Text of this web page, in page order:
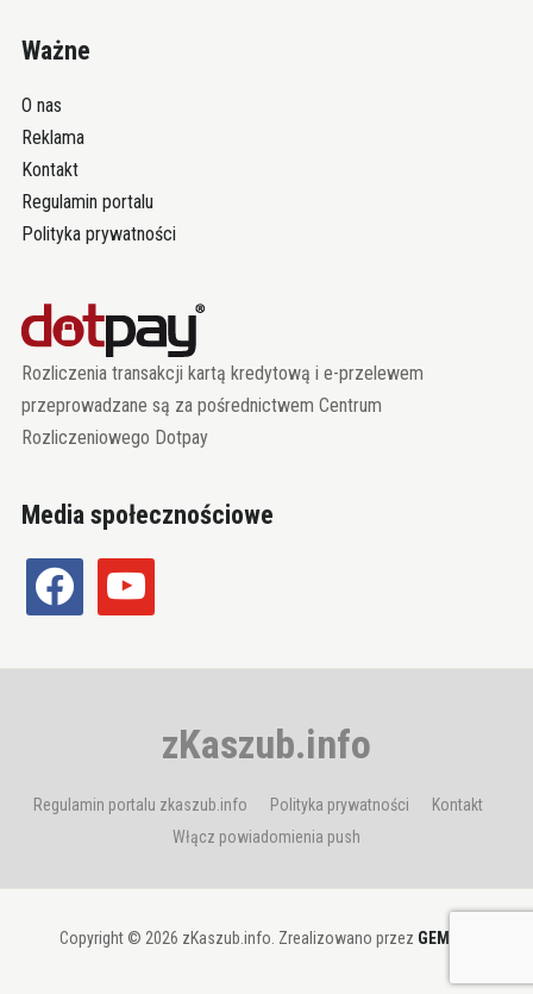
Ważne
O nas
Reklama
Kontakt
Regulamin portalu
Polityka prywatności
Rozliczenia transakcji kartą kredytową i e-przelewem
przeprowadzane są za pośrednictwem Centrum
Rozliczeniowego Dotpay
Media społecznościowe
facebook youtube
zKaszub.info
Regulamin portalu zkaszub.info Polityka prywatności
Kontakt
Włącz powiadomienia push
Copyright © 2026 zKaszub.info. Zrealizowano przez GEMBIT